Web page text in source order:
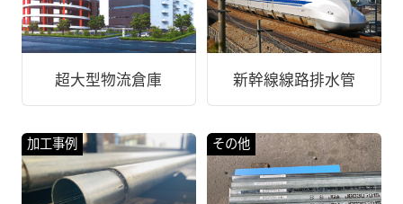
超大型物流倉庫 新幹線線路排水管
加工事例 その他